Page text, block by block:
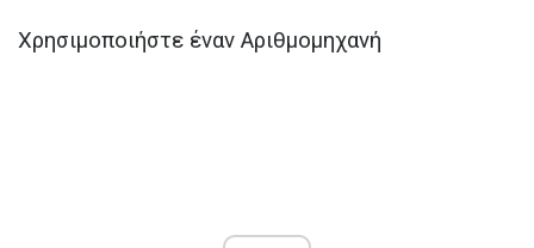
Χρησιμοποιήστε έναν Αριθμομηχανή